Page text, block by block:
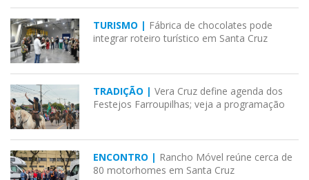
TURISMO | Fábrica de chocolates pode
integrar roteiro turístico em Santa Cruz
TRADIÇÃO | Vera Cruz define agenda dos
Festejos Farroupilhas; veja a programação
ENCONTRO | Rancho Móvel reúne cerca de
80 motorhomes em Santa Cruz